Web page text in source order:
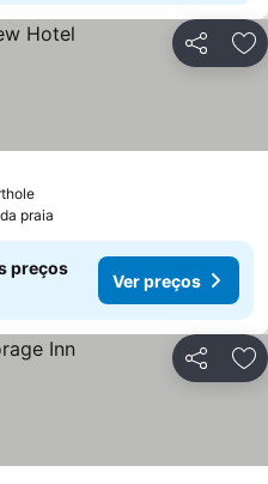
Partilhar
Ver preços
praia
preços
Ver preços
Partilhar